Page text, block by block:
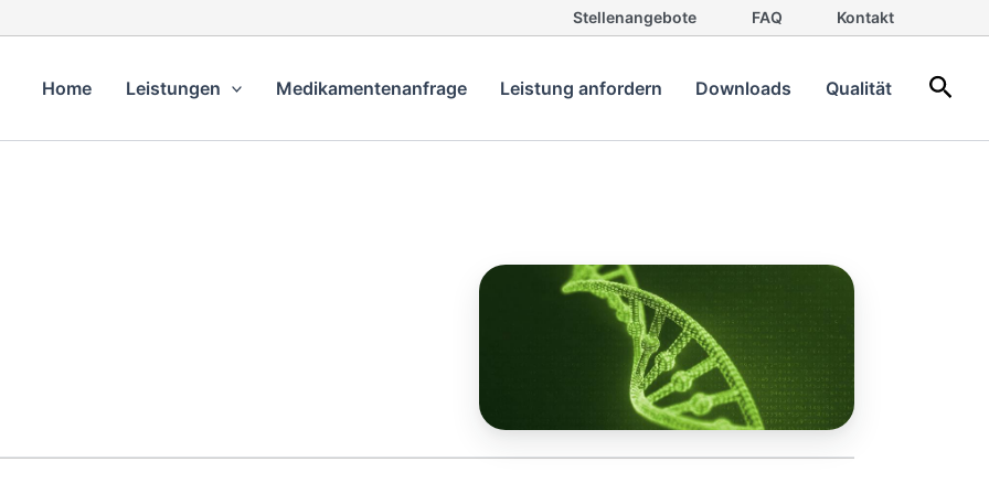
Stellenangebote FAQ Kontakt
Home Leistungen Medikamentenanfrage Leistung anfordern Downloads Qualität